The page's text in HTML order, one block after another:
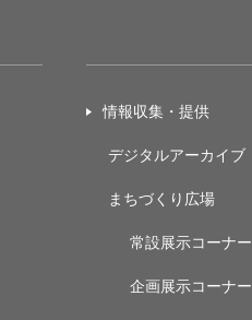
情報収集・提供
デジタルアーカイブ
まちづくり広場
常設展示コーナー
企画展示コーナー